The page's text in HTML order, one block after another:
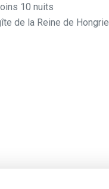
10 nuits
de la Reine de Hongrie